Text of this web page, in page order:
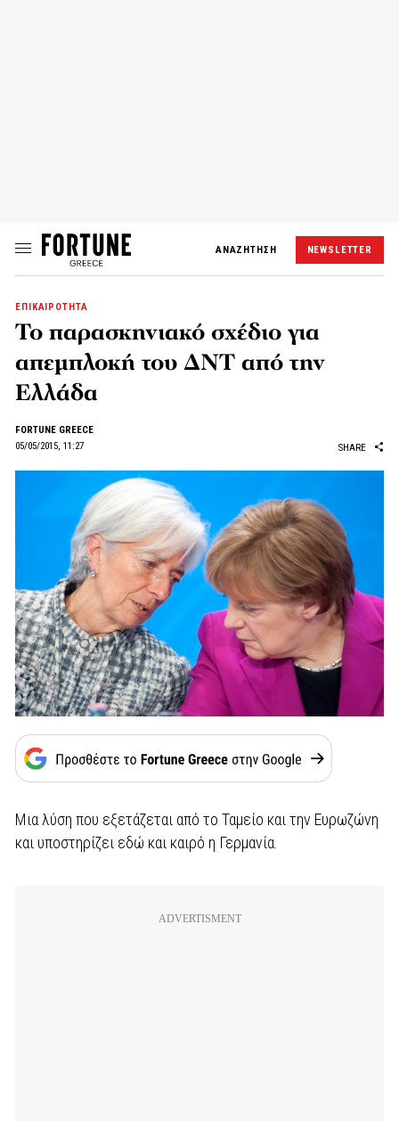
ΑΝΑΖΗΤΗΣΗ NEWSLETTER
ΕΠΙΚΑΙΡΟΤΗΤΑ
Το παρασκηνιακό σχέδιο για
απεμπλοκή του ΔΝΤ από την
Ελλάδα
FORTUNE GREECE
05/05/2015, 11:27
SHARE
Μια λύση που εξετάζεται από το Ταμείο και την Ευρωζώνη
και υποστηρίζει εδώ και καιρό η Γερμανία.